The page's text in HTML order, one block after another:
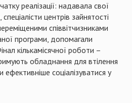
реалізації: надавала свої
центрів зайнятості
співвітчизниками
програми, допомагали
кількамісячної роботи –
обладнання для втілення
ефективніше соціалізуватися у